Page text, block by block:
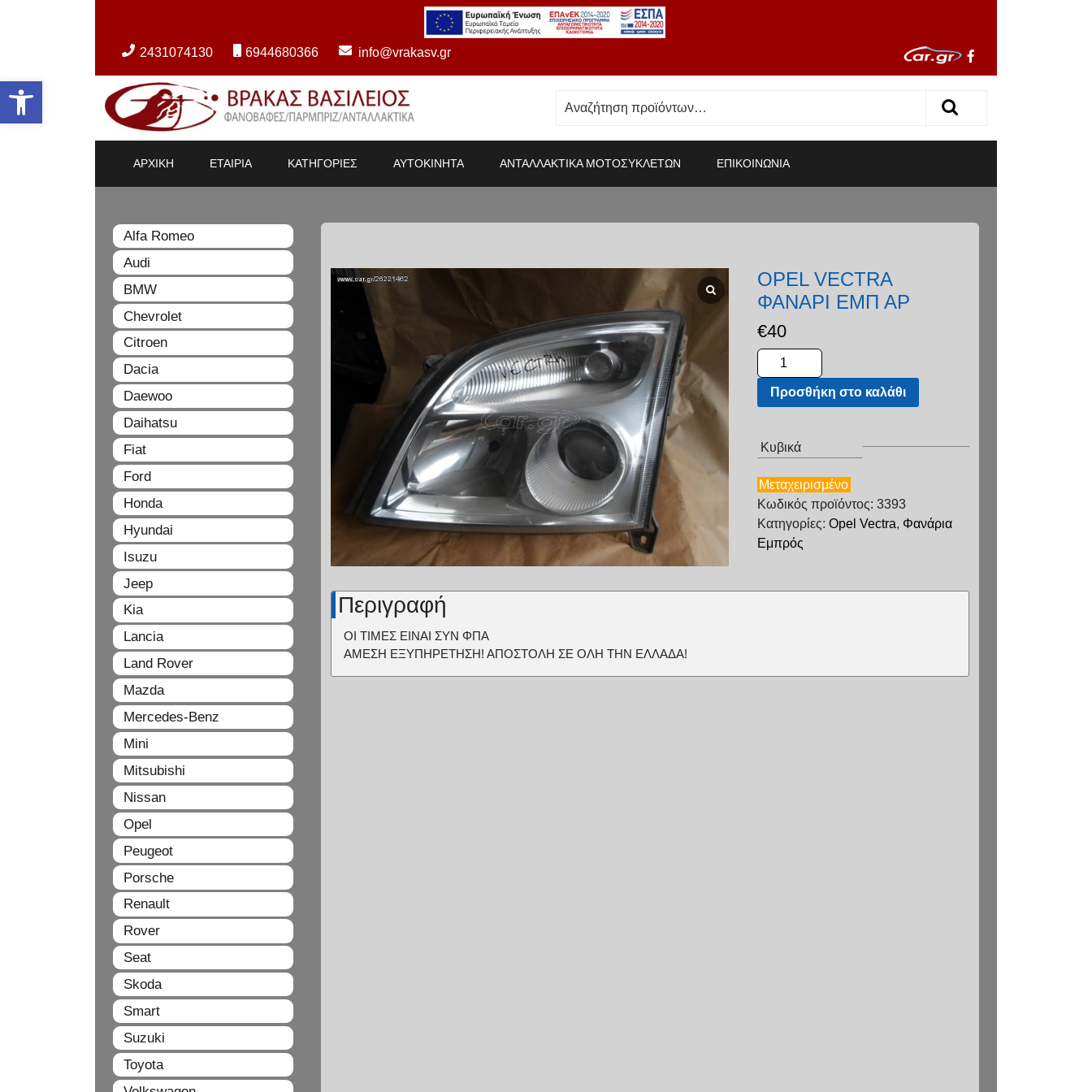
Ανοίξτε τη γραμμή εργαλείων
2431074130 6944680366 info@vrakasv.gr
ΑΡΧΙΚΗ ΕΤΑΙΡΙΑ ΚΑΤΗΓΟΡΙΕΣ ΑΥΤΟΚΙΝΗΤΑ ΑΝΤΑΛΛΑΚΤΙΚΑ ΜΟΤΟΣΥΚΛΕΤΩΝ ΕΠΙΚΟΙΝΩΝΙΑ
OPEL VECTRA
ΦΑΝΑΡΙ ΕΜΠ ΑΡ
€40
Προσθήκη στο καλάθι
Κυβικά
Μεταχειρισμένο
Κωδικός προϊόντος: 3393
Κατηγορίες: Opel Vectra, Φανάρια
Εμπρός
Περιγραφή
ΟΙ ΤΙΜΕΣ ΕΙΝΑΙ ΣΥΝ ΦΠΑ
ΑΜΕΣΗ ΕΞΥΠΗΡΕΤΗΣΗ! ΑΠΟΣΤΟΛΗ ΣΕ ΟΛΗ ΤΗΝ ΕΛΛΑΔΑ!
Alfa Romeo
Audi
BMW
Chevrolet
Citroen
Dacia
Daewoo
Daihatsu
Fiat
Ford
Honda
Hyundai
Isuzu
Jeep
Kia
Lancia
Land Rover
Mazda
Mercedes-Benz
Mini
Mitsubishi
Nissan
Opel
Peugeot
Porsche
Renault
Rover
Seat
Skoda
Smart
Suzuki
Toyota